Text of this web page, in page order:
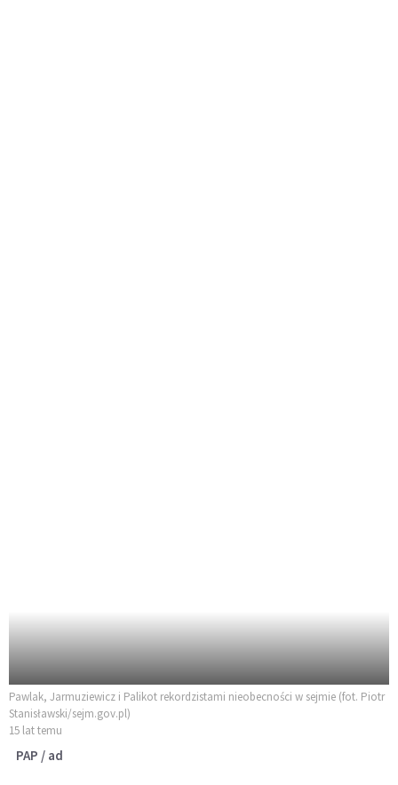
Pawlak, Jarmuziewicz i Palikot rekordzistami nieobecności w sejmie (fot. Piotr
Stanisławski/sejm.gov.pl)
15 lat temu
PAP / ad